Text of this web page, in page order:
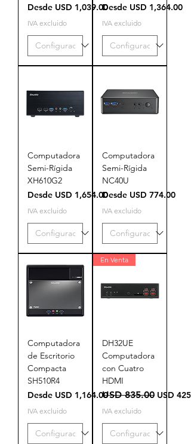
Desde USD 1,039.00
Precio de oferta
IVA excluido
Desde USD 1,364.00
Precio de oferta
IVA excluido
Computadora
Semi-Rígida
XH610G2
Desde USD 1,654.00
Precio de oferta
IVA excluido
Computadora
Semi-Rígida
NC40U
Desde USD 774.00
Precio de oferta
IVA excluido
Computadora
de Escritorio
Compacta
SH510R4
Desde USD 1,164.00
Precio de oferta
IVA excluido
En Venta
DH32UE
Computadora
con Cuatro
HDMI
Precio
USD 835.00 Precio
USD
IVA excluido